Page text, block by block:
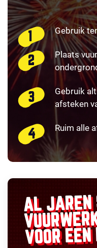
Gebruik
Plaats
Gebruik
afsteken
Ruim alle
AL
VOOR